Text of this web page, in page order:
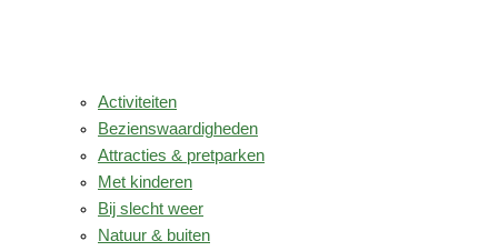
Activiteiten
Bezienswaardigheden
Attracties & pretparken
Met kinderen
Bij slecht weer
Natuur & buiten